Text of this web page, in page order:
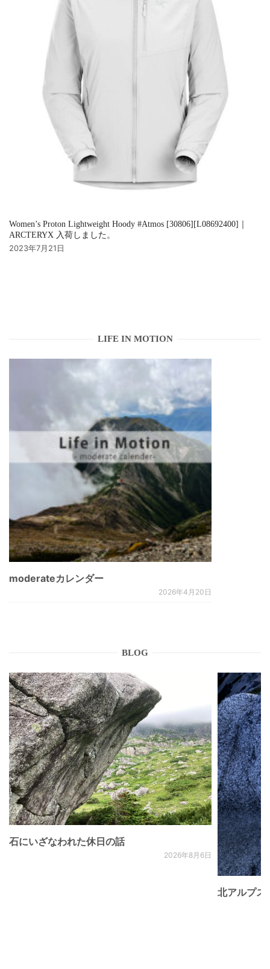
Women’s Proton Lightweight Hoody #Atmos [30806][L08692400]｜
ARCTERYX 入荷しました。
2023年7月21日
LIFE IN MOTION
moderateカレンダー
2026年4月20日
BLOG
石にいざなわれた休日の話
2026年8月6日
北アルプ